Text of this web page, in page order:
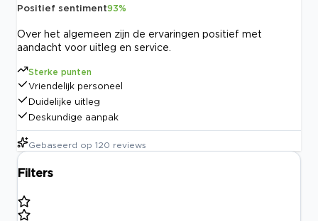
Positief sentiment93%
Over het algemeen zijn de ervaringen positief met
aandacht voor uitleg en service.
Sterke punten
Vriendelijk personeel
Duidelijke uitleg
Deskundige aanpak
Gebaseerd op 120 reviews
Filters